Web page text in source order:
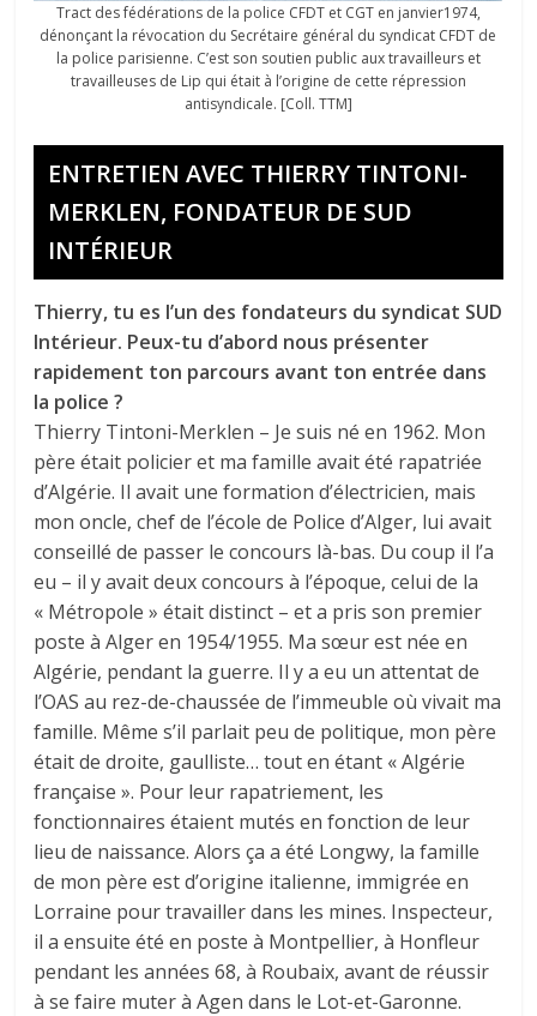
Tract des fédérations de la police CFDT et CGT en janvier1974,
dénonçant la révocation du Secrétaire général du syndicat CFDT de
la police parisienne. C’est son soutien public aux travailleurs et
travailleuses de Lip qui était à l’origine de cette répression
antisyndicale. [Coll. TTM]
ENTRETIEN AVEC THIERRY TINTONI-
MERKLEN, FONDATEUR DE SUD
INTÉRIEUR
Thierry, tu es l’un des fondateurs du syndicat SUD
Intérieur. Peux-tu d’abord nous présenter
rapidement ton parcours avant ton entrée dans
la police ?
Thierry Tintoni-Merklen – Je suis né en 1962. Mon
père était policier et ma famille avait été rapatriée
d’Algérie. Il avait une formation d’électricien, mais
mon oncle, chef de l’école de Police d’Alger, lui avait
conseillé de passer le concours là-bas. Du coup il l’a
eu – il y avait deux concours à l’époque, celui de la
« Métropole » était distinct – et a pris son premier
poste à Alger en 1954/1955. Ma sœur est née en
Algérie, pendant la guerre. Il y a eu un attentat de
l’OAS au rez-de-chaussée de l’immeuble où vivait ma
famille. Même s’il parlait peu de politique, mon père
était de droite, gaulliste… tout en étant « Algérie
française ». Pour leur rapatriement, les
fonctionnaires étaient mutés en fonction de leur
lieu de naissance. Alors ça a été Longwy, la famille
de mon père est d’origine italienne, immigrée en
Lorraine pour travailler dans les mines. Inspecteur,
il a ensuite été en poste à Montpellier, à Honfleur
pendant les années 68, à Roubaix, avant de réussir
à se faire muter à Agen dans le Lot-et-Garonne.